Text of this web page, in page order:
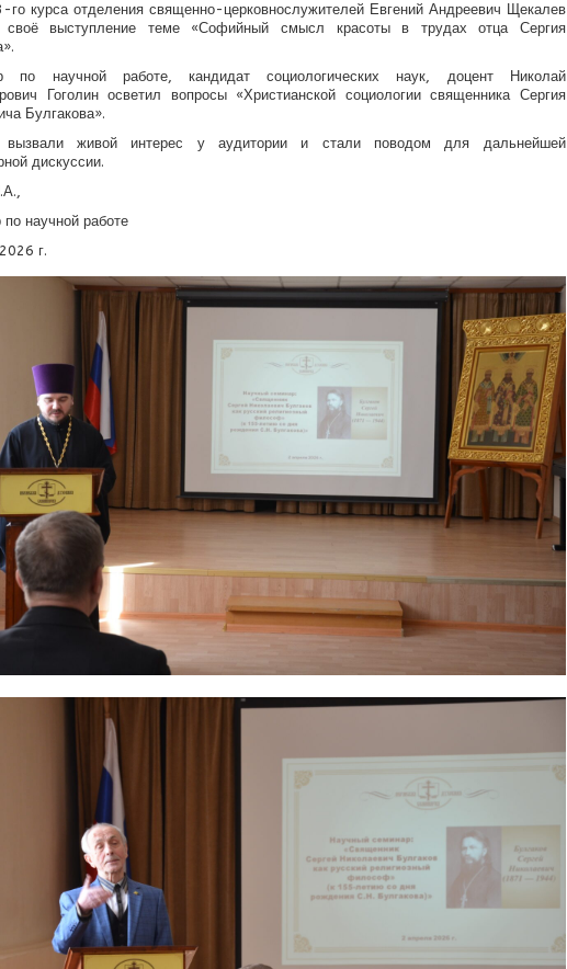
го курса отделения священно-церковнослужителей Евгений Андреевич Щекалев
своё выступление теме «Софийный смысл красоты в трудах отца Сергия
по научной работе, кандидат социологических наук, доцент Николай
Гоголин осветил вопросы «Христианской социологии священника Сергия
Булгакова».
вызвали живой интерес у аудитории и стали поводом для дальнейшей
дискуссии.
по научной работе
г.